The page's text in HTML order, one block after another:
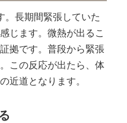
。長期間緊張していた
じます。微熱が出るこ
拠です。普段から緊張
この反応が出たら、体
近道となります。